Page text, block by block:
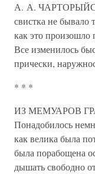
А. А.
свистка не бывало
как это произошло
Все изменилось
прически,
* * *
ИЗ МЕМУАРОВ
Понадобилось
как велика была
была порабощена
дышать свободно